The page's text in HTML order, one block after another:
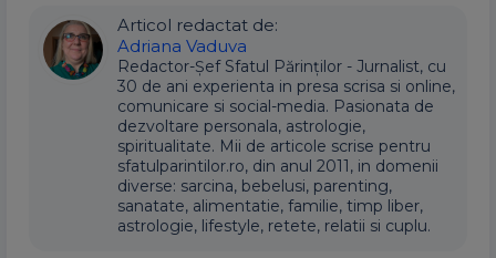
Articol redactat de:
Adriana Vaduva
Redactor-Șef Sfatul Părinților - Jurnalist, cu
30 de ani experienta in presa scrisa si online,
comunicare si social-media. Pasionata de
dezvoltare personala, astrologie,
spiritualitate. Mii de articole scrise pentru
sfatulparintilor.ro, din anul 2011, in domenii
diverse: sarcina, bebelusi, parenting,
sanatate, alimentatie, familie, timp liber,
astrologie, lifestyle, retete, relatii si cuplu.